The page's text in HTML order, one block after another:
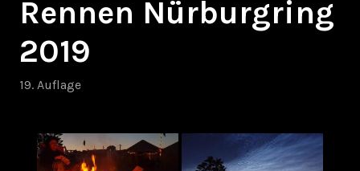
Rennen Nürburgring
2019
19. Auflage